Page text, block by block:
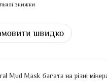
знижки
швидко
Mask багата на різні